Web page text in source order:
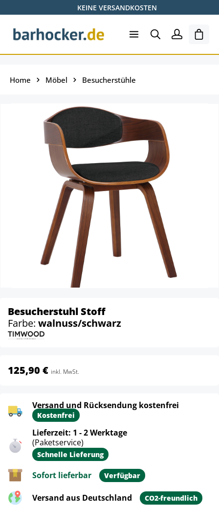
Zum Hauptinhalt springenKEINE VERSANDKOSTEN
Home Möbel Besucherstühle
Besucherstuhl Stoff
Farbe: walnuss/schwarz
125,90 € inkl. MwSt.
Versand und Rücksendung kostenfrei
Kostenfrei
Lieferzeit: 1 - 2 Werktage
(Paketservice)
Schnelle Lieferung
Sofort lieferbar Verfügbar
Versand aus Deutschland CO2-freundlich